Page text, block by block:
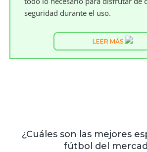
seguridad durante el uso.
LEER MÁS
¿Cuáles son las mejores
fútbol del